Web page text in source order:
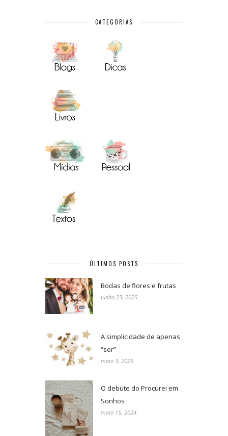
CATEGORIAS
ÚLTIMOS POSTS
Bodas de flores e frutas
junho 23, 2025
A simplicidade de apenas
“ser”
maio 3, 2025
O debute do Procurei em
Sonhos
maio 15, 2024